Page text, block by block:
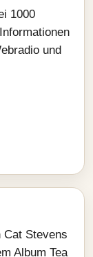
1000
und
Cat Stevens
Album Tea